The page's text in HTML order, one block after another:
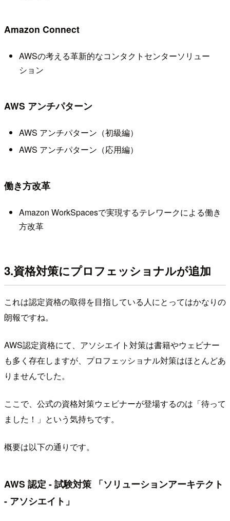
Amazon Connect
AWSの考える革新的なコンタクトセンターソリュー
ション
AWS アンチパターン
AWS アンチパターン（初級編）
AWS アンチパターン（応用編）
働き方改革
Amazon WorkSpacesで実現するテレワークによる働き
方改革
3.資格対策にプロフェッショナルが追加
これは認定資格の取得を目指している人にとってはかなりの
朗報ですね。
AWS認定資格にて、アソシエイト対策は書籍やウェビナー
も多く存在しますが、プロフェッショナル対策はほとんどあ
りませんでした。
ここで、公式の資格対策ウェビナーが登場するのは「待って
ました！」という気持ちです。
概要は以下の通りです。
AWS 認定 - 試験対策 「ソリューションアーキテクト
- アソシエイト」